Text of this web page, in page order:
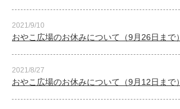
2021/9/10
おやこ広場のお休みについて（9月26日まで）
2021/8/27
おやこ広場のお休みについて（9月12日まで）